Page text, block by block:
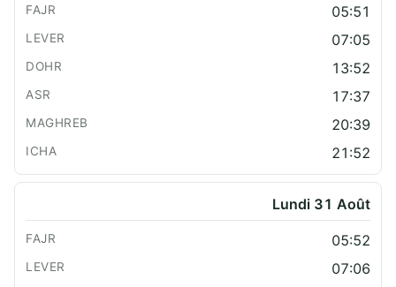
05:51
07:05
13:52
17:37
20:39
21:52
Lundi 31 Août
05:52
07:06